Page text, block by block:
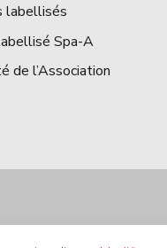
labellisés
Spa-A
de l’Association